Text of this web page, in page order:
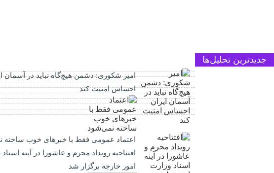
جدیدترین تحلیل‌ها
امیر شکوری: دشمن هیچ‌گاه نباید در آسمان
احساس امنیت کند
اعتماد عمومی فقط با خبرهای خوب ساخته
افتتاحیه رویداد محرم و عاشورا در آینه
امور خارجه برگزار شد